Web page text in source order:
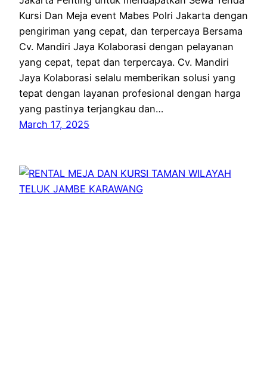
Kursi Dan Meja event Mabes Polri Jakarta dengan
pengiriman yang cepat, dan terpercaya Bersama
Cv. Mandiri Jaya Kolaborasi dengan pelayanan
yang cepat, tepat dan terpercaya. Cv. Mandiri
Jaya Kolaborasi selalu memberikan solusi yang
tepat dengan layanan profesional dengan harga
yang pastinya terjangkau dan…
March 17, 2025